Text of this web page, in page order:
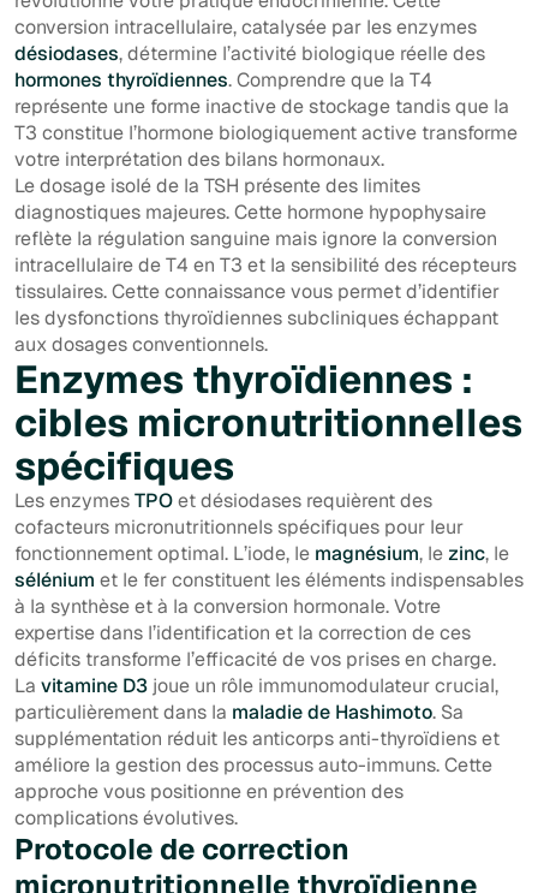
conversion intracellulaire, catalysée par les enzymes
désiodases, détermine l’activité biologique réelle des
hormones thyroïdiennes. Comprendre que la T4
représente une forme inactive de stockage tandis que la
T3 constitue l’hormone biologiquement active transforme
votre interprétation des bilans hormonaux.
Le dosage isolé de la TSH présente des limites
diagnostiques majeures. Cette hormone hypophysaire
reflète la régulation sanguine mais ignore la conversion
intracellulaire de T4 en T3 et la sensibilité des récepteurs
tissulaires. Cette connaissance vous permet d’identifier
les dysfonctions thyroïdiennes subcliniques échappant
aux dosages conventionnels.
Enzymes thyroïdiennes :
cibles micronutritionnelles
spécifiques
Les enzymesTPOet désiodases requièrent des
cofacteurs micronutritionnels spécifiques pour leur
fonctionnement optimal. L’iode, le magnésium, lezinc, le
sélénium et le fer constituent les éléments indispensables
à la synthèse et à la conversion hormonale. Votre
expertise dans l’identification et la correction de ces
déficits transforme l’efficacité de vos prises en charge.
La vitamine D3 joue un rôle immunomodulateur crucial,
particulièrement dans la maladie de Hashimoto. Sa
supplémentation réduit les anticorps anti-thyroïdiens et
améliore la gestion des processus auto-immuns. Cette
approche vous positionne en prévention des
complications évolutives.
Protocole de correction
micronutritionnelle thyroïdienne